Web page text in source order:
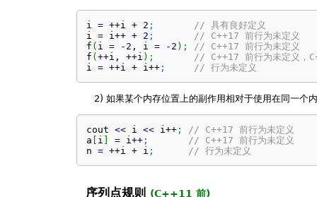
i = ++i + 2 ;
// 具有良好定义
i = i ++ + 2 ;
// C++17 前行为未定义
f ( i = - 2 , i = - 2 ) ;
// C++17 前行为未定义
f ( ++i, ++i ) ;
// C++17 前行为未定义，
i = ++i + i ++; // 行为未定义
2) 如果某个内存位置上的副作用相对于使用在同一个
cout << i << i++;
// C++17 前行为未定义
a
i = i++;
// C++17 前行为未定义
n = ++i + i ; // 行为未定义
序列点规则 (C++11 前)